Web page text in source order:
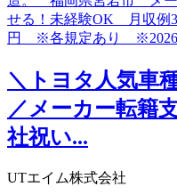
＼トヨタ人気車
／メーカー転籍
社祝い...
UTエイム株式会社